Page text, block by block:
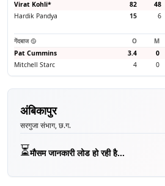
Virat Kohli* 82 48
Hardik Pandya 15 6
गेंदबाज 🥎 O M
Pat Cummins
3.4 0
Mitchell Starc 4 0
अंबिकापुर
सरगुजा संभाग, छ.ग.
⏳मौसम जानकारी लोड हो रही है...